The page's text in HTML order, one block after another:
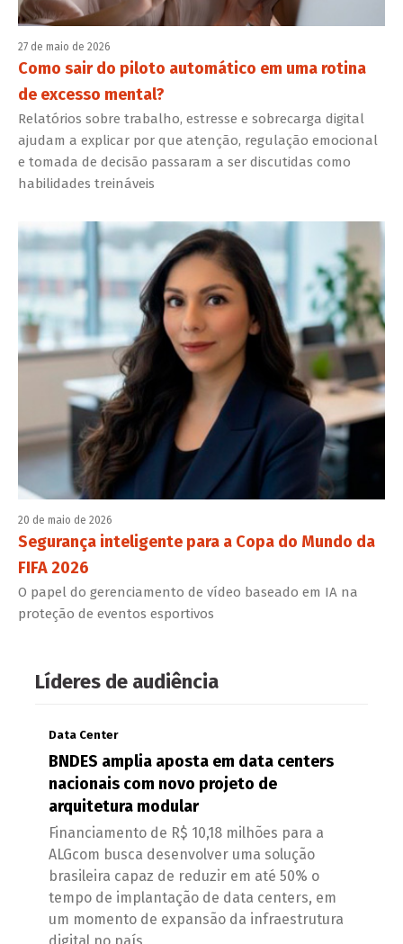
27 de maio de 2026
Como sair do piloto automático em uma rotina
de excesso mental?
Relatórios sobre trabalho, estresse e sobrecarga digital
ajudam a explicar por que atenção, regulação emocional
e tomada de decisão passaram a ser discutidas como
habilidades treináveis
20 de maio de 2026
Segurança inteligente para a Copa do Mundo da
FIFA 2026
O papel do gerenciamento de vídeo baseado em IA na
proteção de eventos esportivos
Líderes de audiência
Data Center
BNDES amplia aposta em data centers
nacionais com novo projeto de
arquitetura modular
Financiamento de R$ 10,18 milhões para a
ALGcom busca desenvolver uma solução
brasileira capaz de reduzir em até 50% o
tempo de implantação de data centers, em
um momento de expansão da infraestrutura
digital no país